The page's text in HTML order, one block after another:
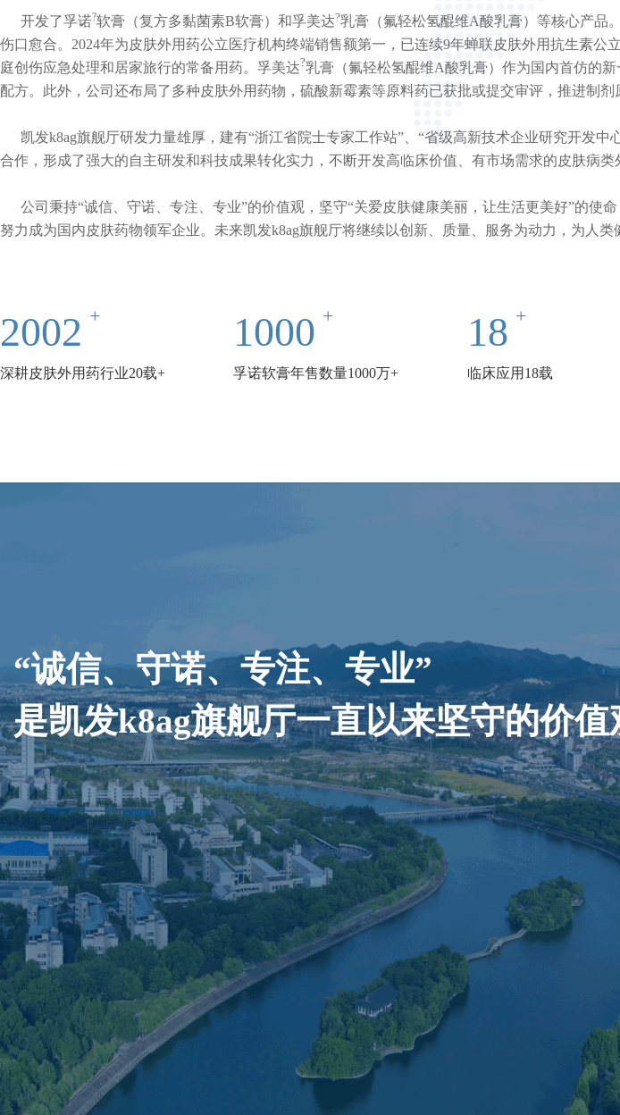
开发了孚诺?软膏（复方多黏菌素B软膏）和孚美达?乳膏 （氟轻松氢醌维A酸乳膏）等核心产品
伤口愈合。2024年为皮肤外用药公立医疗机构终端销售额第一，已连续9年蝉联皮肤外用抗生素
庭创伤应急处理和居家旅行的常备用药。孚美达?乳膏 （氟轻松氢醌维A酸乳膏）作为国内首仿的新
配方。此外，公司还布局了多种皮肤外用药物，硫酸新霉素等原料药已获批或提交审评，推进制剂原
凯发k8ag旗舰厅研发力量雄厚，建有“浙江省院士专家工作站”、“省级高新技术企业研究开发
合作，形成了强大的自主研发和科技成果转化实力，不断开发高临床价值、有市场需求的皮肤病类
公司秉持“诚信、守诺、专注、专业”的价值观，坚守“关爱皮肤健康美丽，让生活更美好”的使
努力成为国内皮肤药物领军企业。未来凯发k8ag旗舰厅将继续以创新、质量、服务为动力，为人类
2002
深耕皮肤外用药行业20载+
1000
孚诺软膏年售数量1000万+
18
临床应用18载
“诚信、守诺、专注、专业”
是凯发k8ag旗舰厅一直以来坚守的价值